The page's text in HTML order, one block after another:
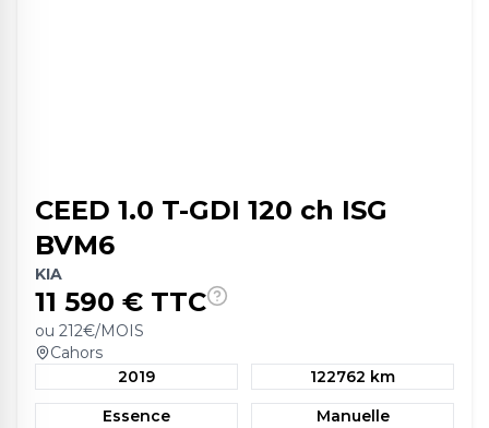
CEED 1.0 T-GDI 120 ch ISG
BVM6
KIA
11 590 € TTC
ou 212€/MOIS
Cahors
2019
122762 km
Essence
Manuelle